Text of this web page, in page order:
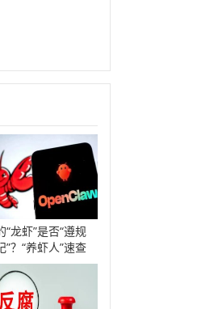
“龙虾”是否“遵规
”？“养虾人”速查